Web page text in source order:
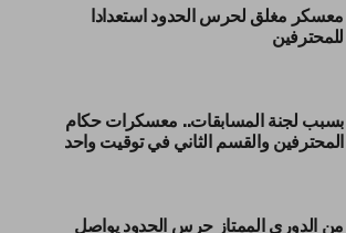
معسكر مغلق لحرس الحدود استعدادا
للمحترفين
بسبب لجنة المسابقات.. معسكرات حكام
المحترفين والقسم الثاني في توقيت واحد
من الدوري الممتاز حرس الحدود يواصل